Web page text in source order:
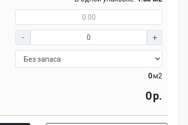
м2
р.